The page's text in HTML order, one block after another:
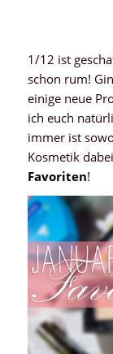
1/12 ist
schon rum!
einige neue
ich euch
immer ist
Kosmetik
Favoriten!